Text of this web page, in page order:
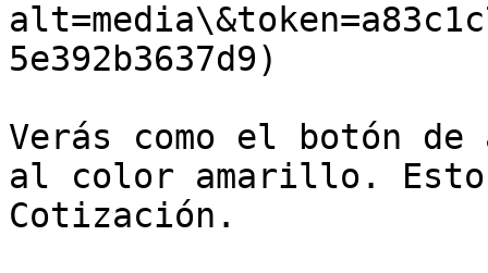
5e392b3637d9)
Verás como el botón
al color amarillo. Esto
Cotización.